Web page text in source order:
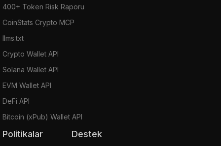
400+ Token Risk Raporu
CoinStats Crypto MCP
llms.txt
Crypto Wallet API
Solana Wallet API
EVM Wallet API
DeFi API
Bitcoin (xPub) Wallet API
Politikalar Destek